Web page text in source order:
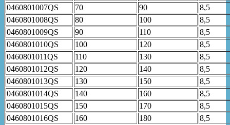
0460801007QS
70 90
8,5
0460801008QS
80 100
8,5
0460801009QS
90 110
8,5
0460801010QS
100 120
8,5
0460801011QS
110 130
8,5
0460801012QS
120 140
8,5
0460801013QS
130 150
8,5
0460801014QS
140 160
8,5
0460801015QS
150 170
8,5
0460801016QS
160 180
8,5